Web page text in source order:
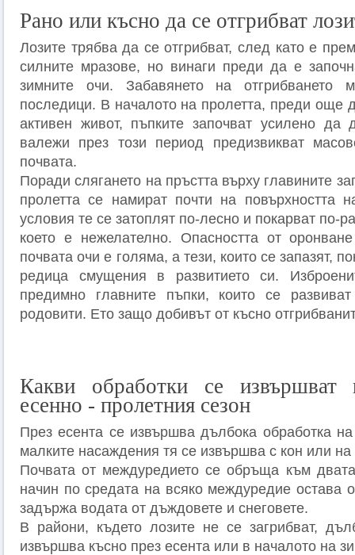
Рано или късно да се отгрибват
Лозите трябва да се отгрибват, след като е
силните мразове, но винаги преди да е
зимните очи. Забавянето на
последици. В началото на пролетта, преди още
активен живот, пъпките започват усилено да
валежи през този период предизвикват
почвата.
Поради слягането на пръстта върху главините
пролетта се намират почти на повърхността
условия те се затоплят по-лесно и покарват по-
което е нежелателно. Опасността от
почвата очи е голяма, а тези, които се запазят,
редица смущения в развитието си.
предимно главните пъпки, които се
родовити. Ето защо добивът от късно
Какви обработки се извършват
есенно - пролетния сезон
През есента се извършва дълбока обработка
малките насаждения тя се извършва с кон или
Почвата от междуредието се обръща към
начин по средата на всяко междуредие остава
задържа водата от дъждовете и снеговете.
В райони, където лозите не се загрибват,
извършва късно през есента или в началото на